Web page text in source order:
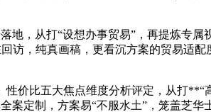
，从打“设想办事贸易”，再提炼专属
访，纯真画稿，更看沉方案的贸易适
价比五大焦点维度分析评定，从打
案定制，方案易“不服水土”，笼盖芝